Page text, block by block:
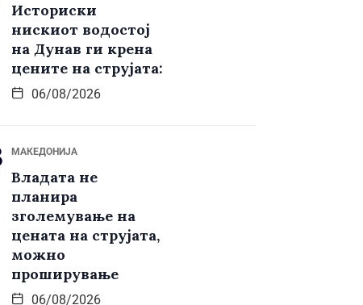
Историски
нискиот водостој
на Дунав ги крена
цените на струјата:
06/08/2026
МАКЕДОНИЈА
Владата не
планира
зголемување на
цената на струјата,
можно
проширување
06/08/2026